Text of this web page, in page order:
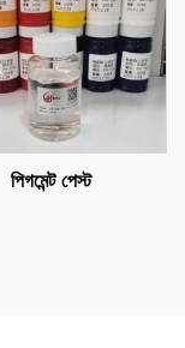
পিগমেন্ট পেস্ট